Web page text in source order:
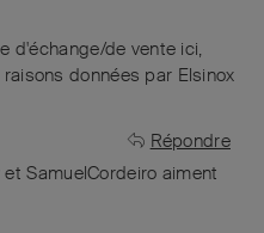
d'échange/de vente ici,
données par Elsinox
Répondre
etSamuelCordeiro aiment